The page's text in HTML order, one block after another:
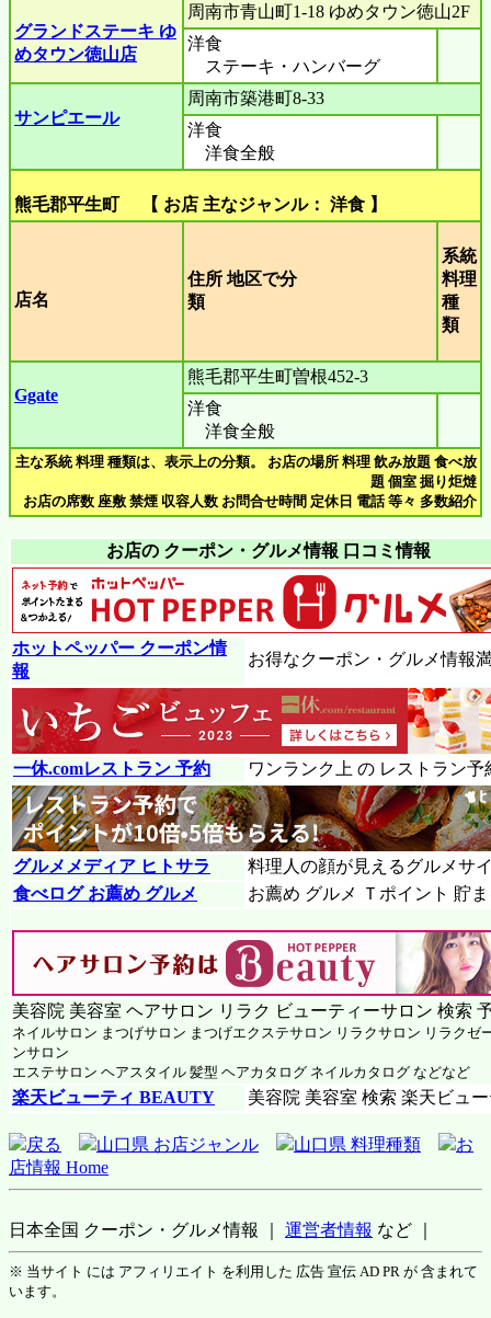
グランドステーキ ゆ
めタウン徳山店
周南市青山町1-18 ゆめタウン徳山2F
洋食
ステーキ・ハンバーグ
サンピエール
周南市築港町8-33
洋食
洋食全般
熊毛郡平生町 【 お店 主なジャンル： 洋食 】
店名
住所 地区で分
類
系統
料理
種
類
Ggate
熊毛郡平生町曽根452-3
洋食
洋食全般
主な系統 料理 種類は、表示上の分類。 お店の場所 料理 飲み放題 食べ放
題 個室 掘り炬燵
お店の席数 座敷 禁煙 収容人数 お問合せ時間 定休日 電話 等々 多数紹介
お店の クーポン・グルメ情報 口コミ情報
ホットペッパー クーポン情
報
お得なクーポン・グルメ情報
一休.comレストラン 予約 ワンランク上 の レストラン予
グルメメディア ヒトサラ
料理人の顔が見えるグルメサ
食べログ お薦め グルメ
お薦め グルメ Ｔポイント 貯
美容院 美容室 ヘアサロン リラク ビューティーサロン 検索
ネイルサロン まつげサロン まつげエクステサロン リラクサロン リラクゼ
ンサロン
エステサロン ヘアスタイル 髪型 ヘアカタログ ネイルカタログ などなど
楽天ビューティ BEAUTY 美容院 美容室 検索 楽天ビュ
戻る 山口県 お店ジャンル 山口県 料理種類
お
店情報 Home
日本全国 クーポン・グルメ情報 ｜ 運営者情報 など ｜
※ 当サイト には アフィリエイト を利用した 広告 宣伝 AD PR が 含まれて
います。